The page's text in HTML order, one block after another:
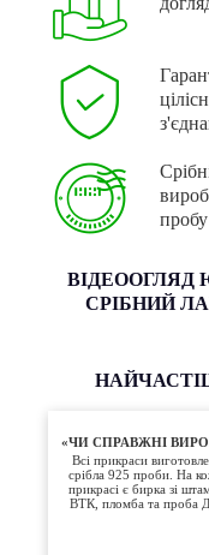
ВІДЕООГЛЯД
СРІБНИЙ
«ЧИ СПРАВЖНІ
Всі прикраси
срібла 925 проби. На
прикрасі є бирка зі
ВТК, пломба та проба